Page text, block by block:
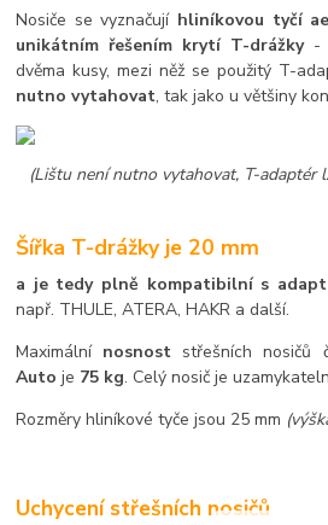
Nosiče se vyznačují hliníkovou tyčí
unikátním řešením krytí T-drážky-
dvěma kusy, mezi něž se použitý T-
nutno vytahovat, tak jako u většiny
(Lištu není nutno vytahovat, T-adaptér
Šířka T-drážky je 20 mm
a je tedy plně kompatibilní s
např. THULE, ATERA, HAKR a další.
Maximální nosnost střešních nosičů
Autoje 75 kg. Celý nosič je
Rozměry hliníkové tyče jsou 25 mm
Uchycení střešních nosičů